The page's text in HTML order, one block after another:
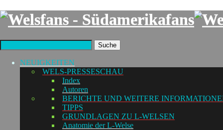
Suche
NEUIGKEITEN
WELS-PRESSESCHAU
Index
Autoren
BERICHTE UND WEITERE
TIPPS
GRUNDLAGEN ZU L-WELSEN
Anatomie der L-Welse